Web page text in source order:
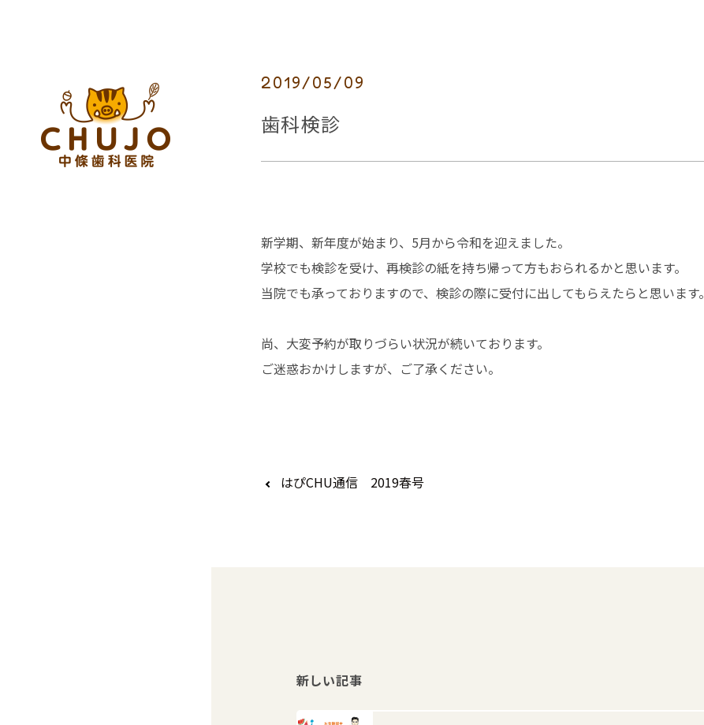
2019/05/09
歯科検診
新学期、新年度が始まり、5月から令和を迎えました。
学校でも検診を受け、再検診の紙を持ち帰って方もおられるかと思います。
当院でも承っておりますので、検診の際に受付に出してもらえたらと思います。
尚、大変予約が取りづらい状況が続いております。
ご迷惑おかけしますが、ご了承ください。
はぴCHU通信 2019春号
新しい記事